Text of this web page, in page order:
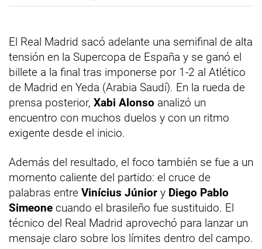
El Real Madrid sacó adelante una semifinal de alta
tensión en la Supercopa de España y se ganó el
billete a la final tras imponerse por 1-2 al Atlético
de Madrid en Yeda (Arabia Saudí). En la rueda de
prensa posterior, Xabi Alonso analizó un
encuentro con muchos duelos y con un ritmo
exigente desde el inicio.
Además del resultado, el foco también se fue a un
momento caliente del partido: el cruce de
palabras entre Vinícius Júnior y Diego Pablo
Simeone cuando el brasileño fue sustituido. El
técnico del Real Madrid aprovechó para lanzar un
mensaje claro sobre los límites dentro del campo.